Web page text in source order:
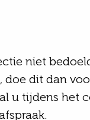
niet
dit dan
u tijdens het